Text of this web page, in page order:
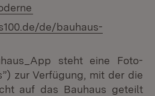
de/bauhaus-
steht eine Foto-
zur Verfügung, mit der die
auf das Bauhaus geteilt